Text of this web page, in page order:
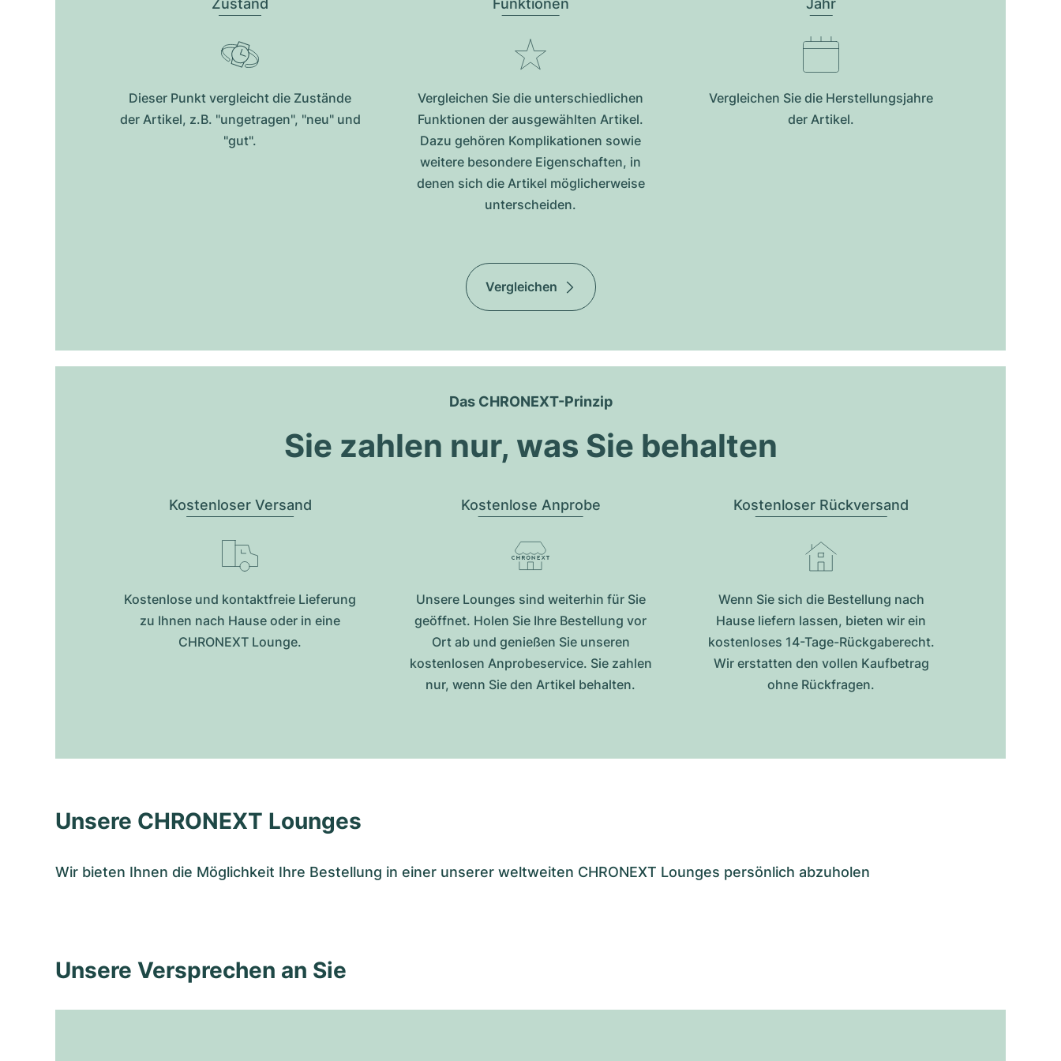
Zustand
Dieser Punkt vergleicht die Zustände
der Artikel, z.B. "ungetragen", "neu" und
"gut".
Funktionen
Vergleichen Sie die unterschiedlichen
Funktionen der ausgewählten Artikel.
Dazu gehören Komplikationen sowie
weitere besondere Eigenschaften, in
denen sich die Artikel möglicherweise
unterscheiden.
Jahr
Vergleichen Sie die Herstellungsjahre
der Artikel.
Vergleichen
Das CHRONEXT-Prinzip
Sie zahlen nur, was Sie behalten
Kostenloser Versand
Kostenlose und kontaktfreie Lieferung
zu Ihnen nach Hause oder in eine
CHRONEXT Lounge.
Kostenlose Anprobe
Unsere Lounges sind weiterhin für Sie
geöffnet. Holen Sie Ihre Bestellung vor
Ort ab und genießen Sie unseren
kostenlosen Anprobeservice. Sie zahlen
nur, wenn Sie den Artikel behalten.
Kostenloser Rückversand
Wenn Sie sich die Bestellung nach
Hause liefern lassen, bieten wir ein
kostenloses 14-Tage-Rückgaberecht.
Wir erstatten den vollen Kaufbetrag
ohne Rückfragen.
Unsere CHRONEXT Lounges
Wir bieten Ihnen die Möglichkeit Ihre Bestellung in einer unserer weltweiten CHRONEXT Lounges persönlich abzuholen
Unsere Versprechen an Sie